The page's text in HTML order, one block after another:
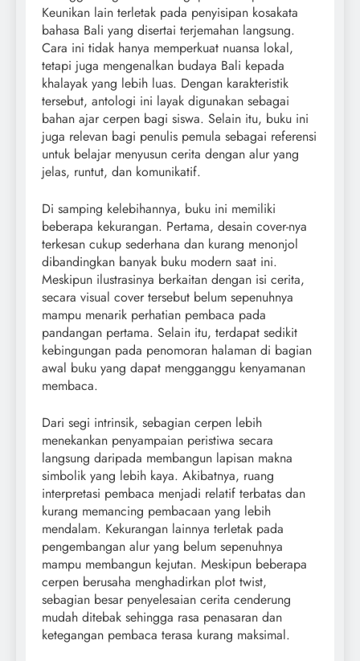
Keunikan lain terletak pada penyisipan kosakata
bahasa Bali yang disertai terjemahan langsung.
Cara ini tidak hanya memperkuat nuansa lokal,
tetapi juga mengenalkan budaya Bali kepada
khalayak yang lebih luas. Dengan karakteristik
tersebut, antologi ini layak digunakan sebagai
bahan ajar cerpen bagi siswa. Selain itu, buku ini
juga relevan bagi penulis pemula sebagai referensi
untuk belajar menyusun cerita dengan alur yang
jelas, runtut, dan komunikatif.
Di samping kelebihannya, buku ini memiliki
beberapa kekurangan. Pertama, desain cover-nya
terkesan cukup sederhana dan kurang menonjol
dibandingkan banyak buku modern saat ini.
Meskipun ilustrasinya berkaitan dengan isi cerita,
secara visual cover tersebut belum sepenuhnya
mampu menarik perhatian pembaca pada
pandangan pertama. Selain itu, terdapat sedikit
kebingungan pada penomoran halaman di bagian
awal buku yang dapat mengganggu kenyamanan
membaca.
Dari segi intrinsik, sebagian cerpen lebih
menekankan penyampaian peristiwa secara
langsung daripada membangun lapisan makna
simbolik yang lebih kaya. Akibatnya, ruang
interpretasi pembaca menjadi relatif terbatas dan
kurang memancing pembacaan yang lebih
mendalam. Kekurangan lainnya terletak pada
pengembangan alur yang belum sepenuhnya
mampu membangun kejutan. Meskipun beberapa
cerpen berusaha menghadirkan plot twist,
sebagian besar penyelesaian cerita cenderung
mudah ditebak sehingga rasa penasaran dan
ketegangan pembaca terasa kurang maksimal.